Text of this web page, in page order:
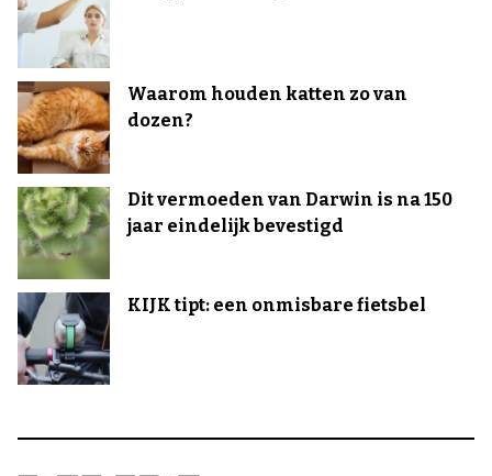
Waarom houden katten zo van
dozen?
Dit vermoeden van Darwin is na 150
jaar eindelijk bevestigd
KIJK tipt: een onmisbare fietsbel